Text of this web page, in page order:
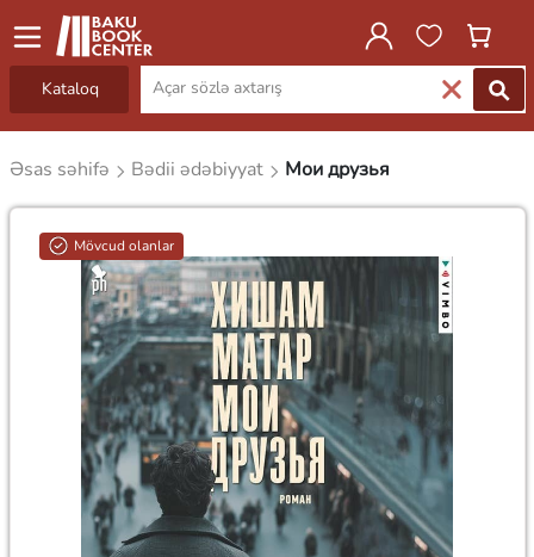
Kataloq
Əsas səhifə Bədii ədəbiyyat Мои друзья
Mövcud olanlar